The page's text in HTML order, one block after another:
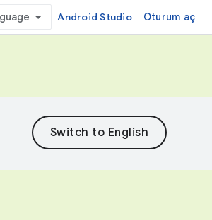
Android Studio Oturum aç